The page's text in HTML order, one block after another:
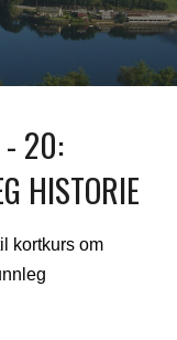
- 20:
HISTORIE
kortkurs om